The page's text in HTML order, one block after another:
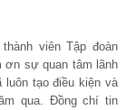
viên Tập đoàn
ơn sự quan tâm lãnh
luôn tạo điều kiện và
qua. Đồng chí tin